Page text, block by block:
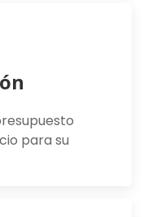
para su